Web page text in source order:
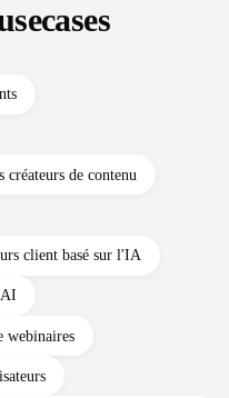
de contenu
client basé sur l'IA
webinaires